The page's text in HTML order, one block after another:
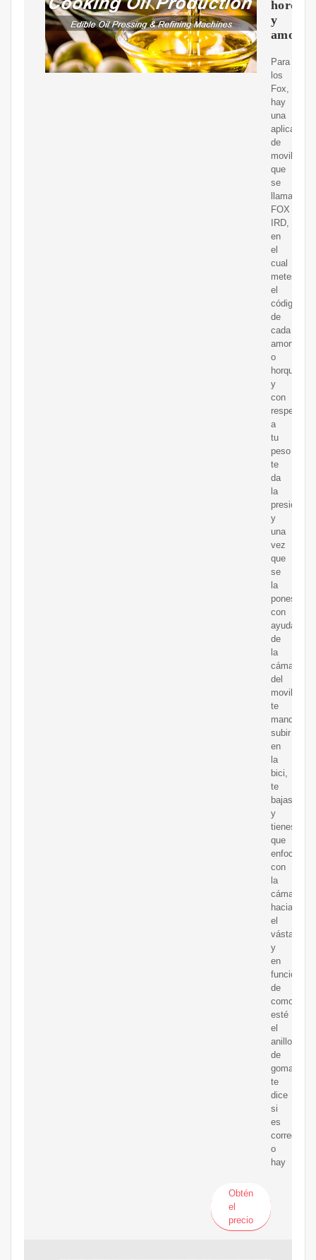
y
Para
los
Fox,
hay
una
aplicación
de
movil
que
se
llama
FOX
IRD,
en
el
cual
metes
el
código
de
cada
o
horquilla
y
con
respecto
a
tu
peso
te
da
la
presión,
y
una
vez
que
se
la
pones
con
ayuda
de
la
cámara
del
movil,
te
manda
subir
en
la
bici,
te
bajas
y
tienes
que
enfocar
con
la
cámara
hacia
el
vástago
y
en
función
de
como
esté
el
anillo
de
goma
te
dice
si
es
correcto
o
hay
Obtén
el
precio